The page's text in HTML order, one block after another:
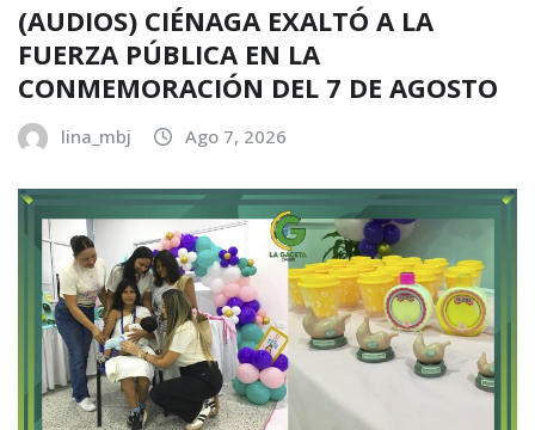
(AUDIOS) CIÉNAGA EXALTÓ A LA
FUERZA PÚBLICA EN LA
CONMEMORACIÓN DEL 7 DE AGOSTO
lina_mbj Ago 7, 2026